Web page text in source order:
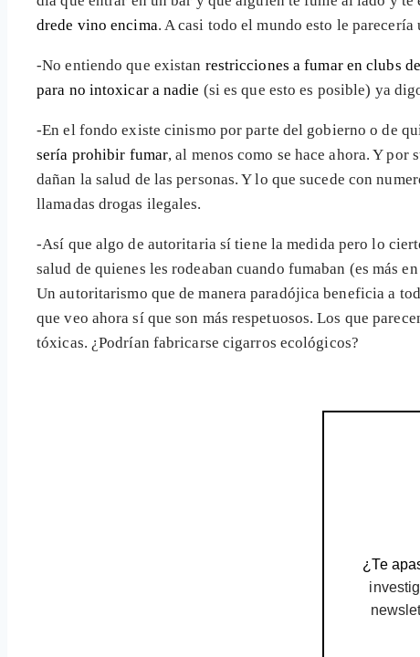
drede vino encima. A casi todo el mundo esto le
-No entiendo que existan restricciones a fumar en clubs
para no intoxicar a nadie (si es que esto es posible) ya
-En el fondo existe cinismo por parte del gobierno o de
sería prohibir fumar, al menos como se hace ahora. Y por
dañan la salud de las personas. Y lo que sucede con
llamadas drogas ilegales.
-Así que algo de autoritaria sí tiene la medida pero lo
salud de quienes les rodeaban cuando fumaban (es más
Un autoritarismo que de manera paradójica beneficia a
que veo ahora sí que son más respetuosos. Los que
tóxicas. ¿Podrían fabricarse cigarros ecológicos?
¿Te